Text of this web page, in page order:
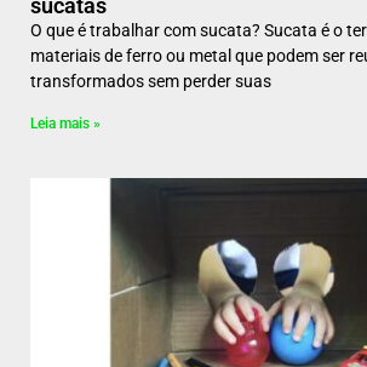
sucatas
O que é trabalhar com sucata? Sucata é o
materiais de ferro ou metal que podem ser
transformados sem perder suas
Leia mais »